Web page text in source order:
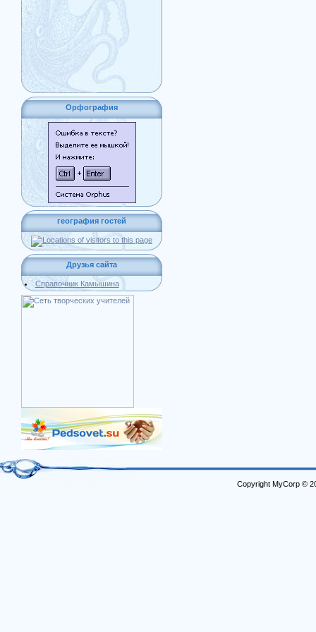
Орфография
география гостей
Друзья сайта
Справочник Камышина
Copyright MyCorp ©